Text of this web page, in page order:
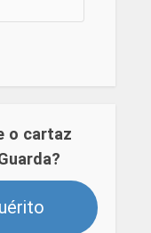
o cartaz